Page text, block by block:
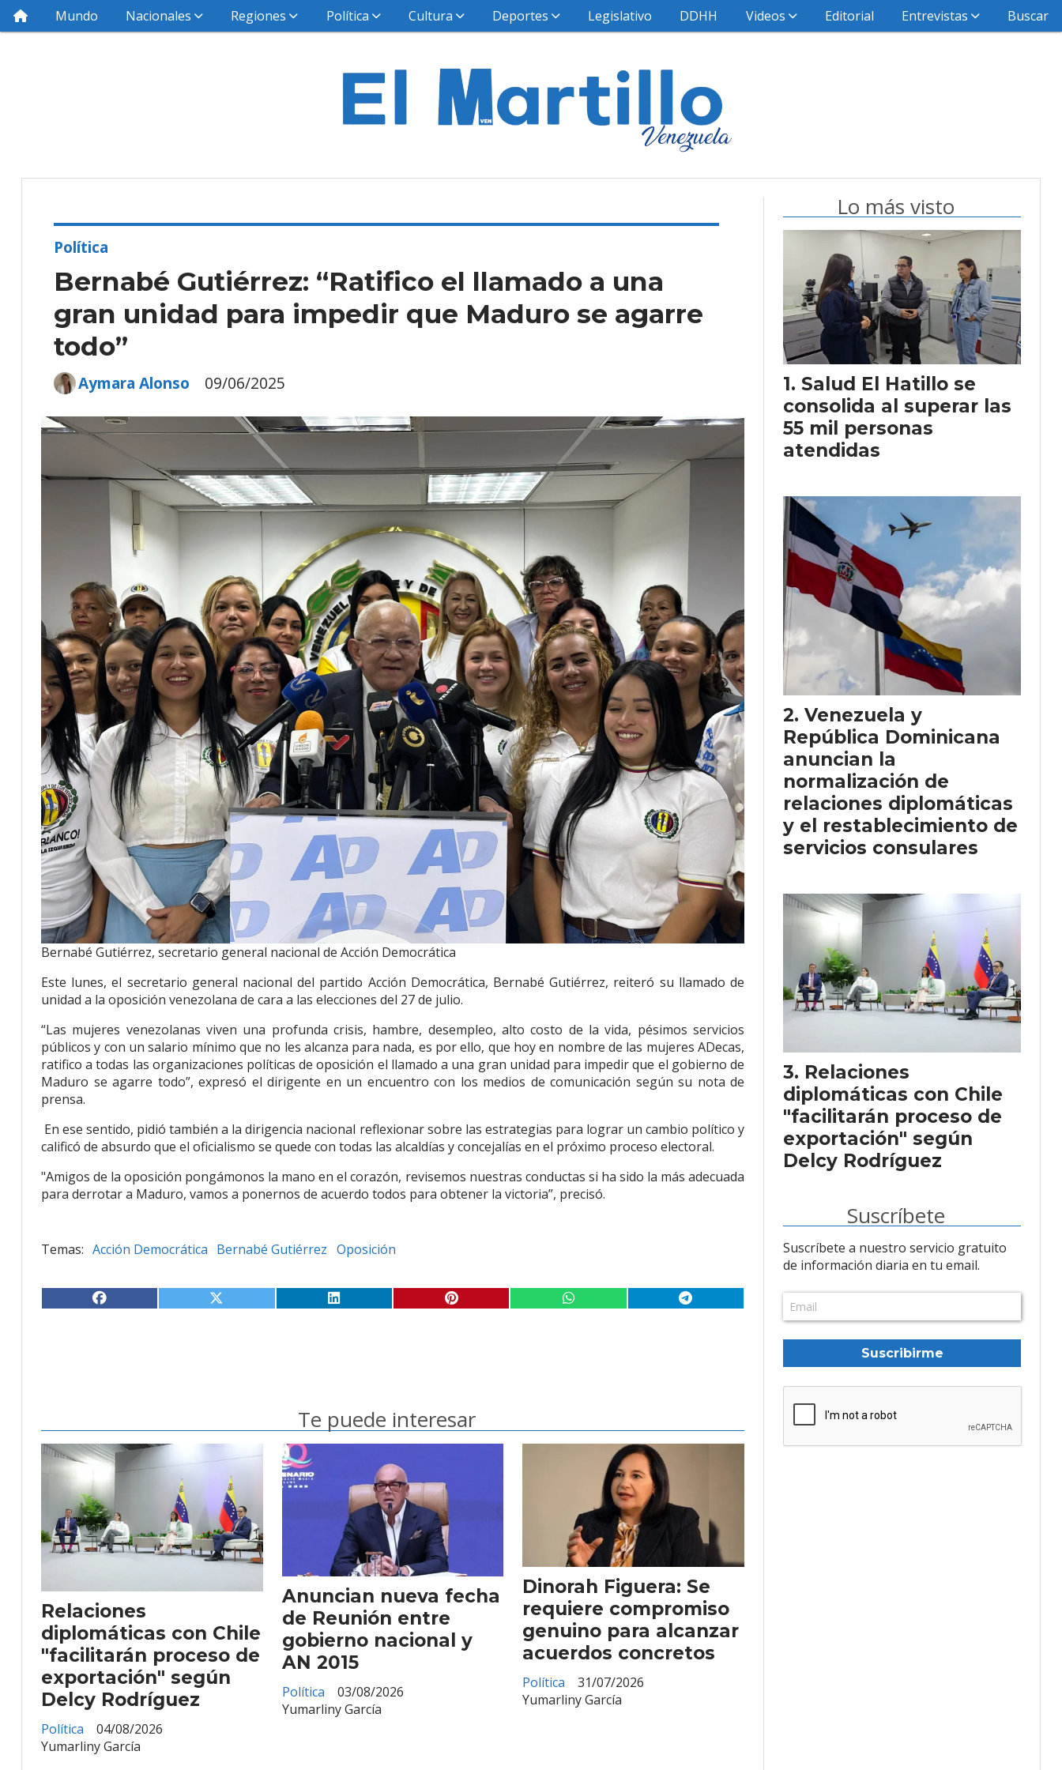
Mundo Nacionales Regiones Política Cultura Deportes Legislativo DDHH Videos Editorial Entrevistas Buscar
Bernabé Gutiérrez: “Ratifico el llamado a una
gran unidad para impedir que Maduro se agarre
todo”
Política
09/06/2025
Aymara Alonso
Bernabé Gutiérrez, secretario general nacional de Acción Democrática
Este lunes, el secretario general nacional del partido Acción Democrática, Bernabé Gutiérrez, reiteró su llamado de
unidad a la oposición venezolana de cara a las elecciones del 27 de julio.
“Las mujeres venezolanas viven una profunda crisis, hambre, desempleo, alto costo de la vida, pésimos servicios
públicos y con un salario mínimo que no les alcanza para nada, es por ello, que hoy en nombre de las mujeres ADecas,
ratifico a todas las organizaciones políticas de oposición el llamado a una gran unidad para impedir que el gobierno de
Maduro se agarre todo”, expresó el dirigente en un encuentro con los medios de comunicación según su nota de
prensa.
En ese sentido, pidió también a la dirigencia nacional reflexionar sobre las estrategias para lograr un cambio político y
calificó de absurdo que el oficialismo se quede con todas las alcaldías y concejalías en el próximo proceso electoral.
"Amigos de la oposición pongámonos la mano en el corazón, revisemos nuestras conductas si ha sido la más adecuada
para derrotar a Maduro, vamos a ponernos de acuerdo todos para obtener la victoria”, precisó.
Acción Democrática Bernabé Gutiérrez Oposición
Te puede interesar
Relaciones
diplomáticas con Chile
"facilitarán proceso de
exportación" según
Delcy Rodríguez
Yumarliny García
Política 04/08/2026
Anuncian nueva fecha
de Reunión entre
gobierno nacional y
AN 2015
Yumarliny García
Política 03/08/2026
Dinorah Figuera: Se
requiere compromiso
genuino para alcanzar
acuerdos concretos
Yumarliny García
Política 31/07/2026
Lo más visto
Salud El Hatillo se
consolida al superar las
55 mil personas
atendidas
Venezuela y
República Dominicana
anuncian la
normalización de
relaciones diplomáticas
y el restablecimiento de
servicios consulares
Relaciones
diplomáticas con Chile
"facilitarán proceso de
exportación" según
Delcy Rodríguez
Suscríbete
Suscríbete a nuestro servicio gratuito
de información diaria en tu email.
Suscribirme
Suscríbete
Suscríbete a nuestro servicio gratuito de información diaria
en tu email.
Suscribirme